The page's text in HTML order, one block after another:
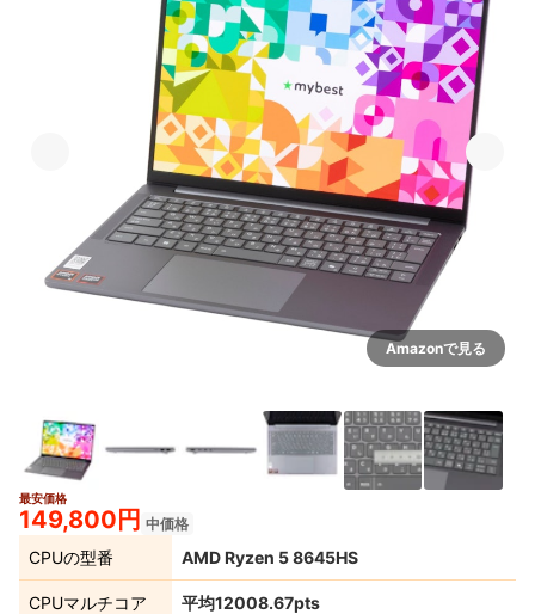
Amazonで見る
最安価格
149,800円 中価格
CPUの型番 AMD Ryzen 5 8645HS
CPUマルチコア
平均12008.67pts